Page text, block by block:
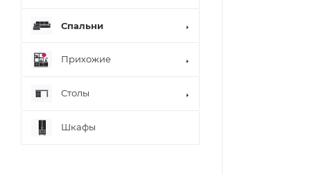
Спальни
Прихожие
Столы
Шкафы